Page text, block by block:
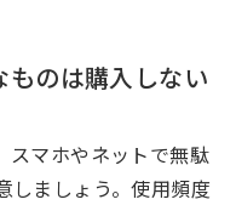
のは購入しない
スマホやネットで無駄
しましょう。使用頻度